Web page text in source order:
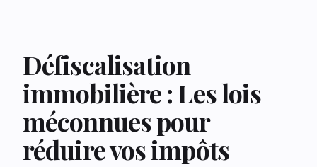
Défiscalisation
immobilière : Les lois
méconnues pour
réduire vos impôts